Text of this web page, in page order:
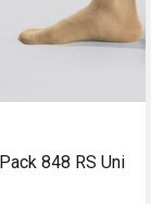
848 RS Uni